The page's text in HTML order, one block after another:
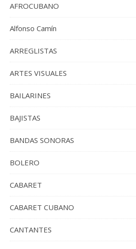
AFROCUBANO
Alfonso Camín
ARREGLISTAS
ARTES VISUALES
BAILARINES
BAJISTAS
BANDAS SONORAS
BOLERO
CABARET
CABARET CUBANO
CANTANTES